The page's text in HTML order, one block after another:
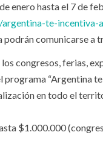
enero hasta el 7 de
te-
podrán comunicarse a
congresos, ferias,
“Argentina
en todo el
$1.000.000